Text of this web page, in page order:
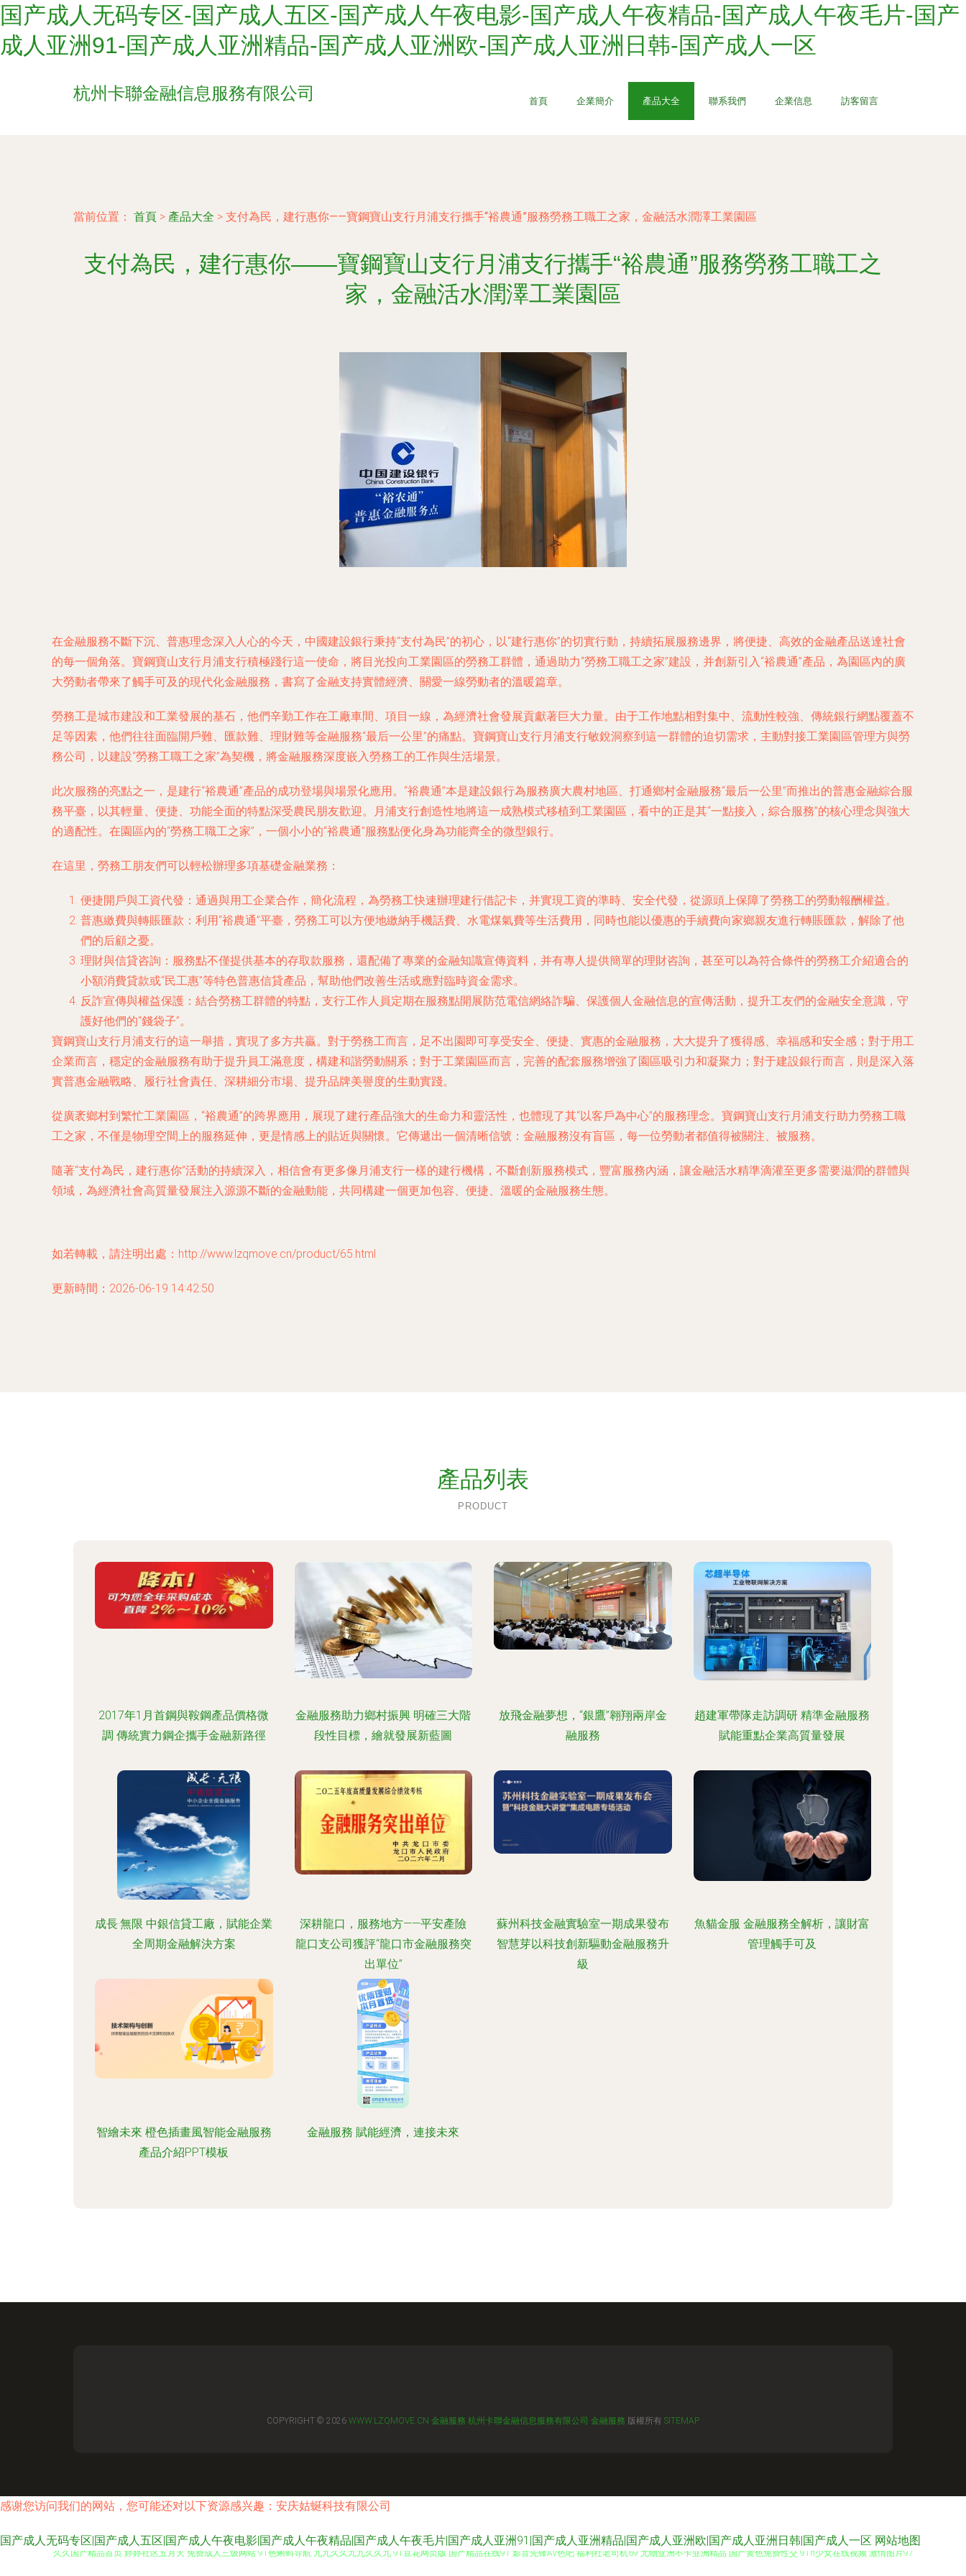
国产成人无码专区-国产成人五区-国产成人午夜电影-国产成人午夜精品-国产成人午夜毛片-国产
成人亚洲91-国产成人亚洲精品-国产成人亚洲欧-国产成人亚洲日韩-国产成人一区
杭州卡聯金融信息服務有限公司 首頁 企業簡介 產品大全 聯系我們 企業信息 訪客留言
當前位置： 首頁 > 產品大全 > 支付為民，建行惠你——寶鋼寶山支行月浦支行攜手“裕農通”服務勞務工職工之家，金融活水潤澤工業園區
支付為民，建行惠你——寶鋼寶山支行月浦支行攜手“裕農通”服務勞務工職工之
家，金融活水潤澤工業園區
在金融服務不斷下沉、普惠理念深入人心的今天，中國建設銀行秉持“支付為民”的初心，以“建行惠你”的切實行動，持續拓展服務邊界，將便捷、高效的金融產品送達社會
的每一個角落。寶鋼寶山支行月浦支行積極踐行這一使命，將目光投向工業園區的勞務工群體，通過助力“勞務工職工之家”建設，并創新引入“裕農通”產品，為園區內的廣
大勞動者帶來了觸手可及的現代化金融服務，書寫了金融支持實體經濟、關愛一線勞動者的溫暖篇章。
勞務工是城市建設和工業發展的基石，他們辛勤工作在工廠車間、項目一線，為經濟社會發展貢獻著巨大力量。由于工作地點相對集中、流動性較強、傳統銀行網點覆蓋不
足等因素，他們往往面臨開戶難、匯款難、理財難等金融服務“最后一公里”的痛點。寶鋼寶山支行月浦支行敏銳洞察到這一群體的迫切需求，主動對接工業園區管理方與勞
務公司，以建設“勞務工職工之家”為契機，將金融服務深度嵌入勞務工的工作與生活場景。
此次服務的亮點之一，是建行“裕農通”產品的成功登場與場景化應用。“裕農通”本是建設銀行為服務廣大農村地區、打通鄉村金融服務“最后一公里”而推出的普惠金融綜合服
務平臺，以其輕量、便捷、功能全面的特點深受農民朋友歡迎。月浦支行創造性地將這一成熟模式移植到工業園區，看中的正是其“一點接入，綜合服務”的核心理念與強大
的適配性。在園區內的“勞務工職工之家”，一個小小的“裕農通”服務點便化身為功能齊全的微型銀行。
在這里，勞務工朋友們可以輕松辦理多項基礎金融業務：
便捷開戶與工資代發 ：通過與用工企業合作，簡化流程，為勞務工快速辦理建行借記卡，并實現工資的準時、安全代發，從源頭上保障了勞務工的勞動報酬權益。
普惠繳費與轉賬匯款 ：利用“裕農通”平臺，勞務工可以方便地繳納手機話費、水電煤氣費等生活費用，同時也能以優惠的手續費向家鄉親友進行轉賬匯款，解除了他
們的后顧之憂。
理財與信貸咨詢 ：服務點不僅提供基本的存取款服務，還配備了專業的金融知識宣傳資料，并有專人提供簡單的理財咨詢，甚至可以為符合條件的勞務工介紹適合的
小額消費貸款或“民工惠”等特色普惠信貸產品，幫助他們改善生活或應對臨時資金需求。
反詐宣傳與權益保護 ：結合勞務工群體的特點，支行工作人員定期在服務點開展防范電信網絡詐騙、保護個人金融信息的宣傳活動，提升工友們的金融安全意識，守
護好他們的“錢袋子”。
寶鋼寶山支行月浦支行的這一舉措，實現了多方共贏。對于勞務工而言，足不出園即可享受安全、便捷、實惠的金融服務，大大提升了獲得感、幸福感和安全感；對于用工
企業而言，穩定的金融服務有助于提升員工滿意度，構建和諧勞動關系；對于工業園區而言，完善的配套服務增強了園區吸引力和凝聚力；對于建設銀行而言，則是深入落
實普惠金融戰略、履行社會責任、深耕細分市場、提升品牌美譽度的生動實踐。
從廣袤鄉村到繁忙工業園區，“裕農通”的跨界應用，展現了建行產品強大的生命力和靈活性，也體現了其“以客戶為中心”的服務理念。寶鋼寶山支行月浦支行助力勞務工職
工之家，不僅是物理空間上的服務延伸，更是情感上的貼近與關懷。它傳遞出一個清晰信號：金融服務沒有盲區，每一位勞動者都值得被關注、被服務。
隨著“支付為民，建行惠你”活動的持續深入，相信會有更多像月浦支行一樣的建行機構，不斷創新服務模式，豐富服務內涵，讓金融活水精準滴灌至更多需要滋潤的群體與
領域，為經濟社會高質量發展注入源源不斷的金融動能，共同構建一個更加包容、便捷、溫暖的金融服務生態。
如若轉載，請注明出處：http://www.lzqmove.cn/product/65.html
更新時間：2026-06-19 14:42:50
產品列表
PRODUCT
2017年1月首鋼與鞍鋼產品價格微
調 傳統實力鋼企攜手金融新路徑
金融服務助力鄉村振興 明確三大階
段性目標，繪就發展新藍圖
放飛金融夢想，“銀鷹”翱翔兩岸金
融服務
趙建軍帶隊走訪調研 精準金融服務
賦能重點企業高質量發展
成長·無限 中銀信貸工廠，賦能企業
全周期金融解決方案
深耕龍口，服務地方——平安產險
龍口支公司獲評“龍口市金融服務突
出單位”
蘇州科技金融實驗室一期成果發布
智慧芽以科技創新驅動金融服務升
級
魚貓金服 金融服務全解析，讓財富
管理觸手可及
智繪未來 橙色插畫風智能金融服務
產品介紹PPT模板
金融服務 賦能經濟，連接未來
COPYRIGHT © 2026 WWW.LZQMOVE.CN 金融服務 杭州卡聯金融信息服務有限公司 金融服務 版權所有 SITEMAP
感谢您访问我们的网站，您可能还对以下资源感兴趣：安庆姑蜒科技有限公司
国产成人无码专区|国产成人五区|国产成人午夜电影|国产成人午夜精品|国产成人午夜毛片|国产成人亚洲91|国产成人亚洲精品|国产成人亚洲欧|国产成人亚洲日韩|国产成人一区 网站地图
久久国产精品首页 婷婷社区五月天 免费成人三级网站 91色蝌蚪导航 九九久久九九久久九 91豆花网页版 国产精品在线91 影音先锋AV色吧 福利社老司机69 尤物亚洲不卡亚洲精品 国产黄色免费性交 91n少女在线视频 激情图片97